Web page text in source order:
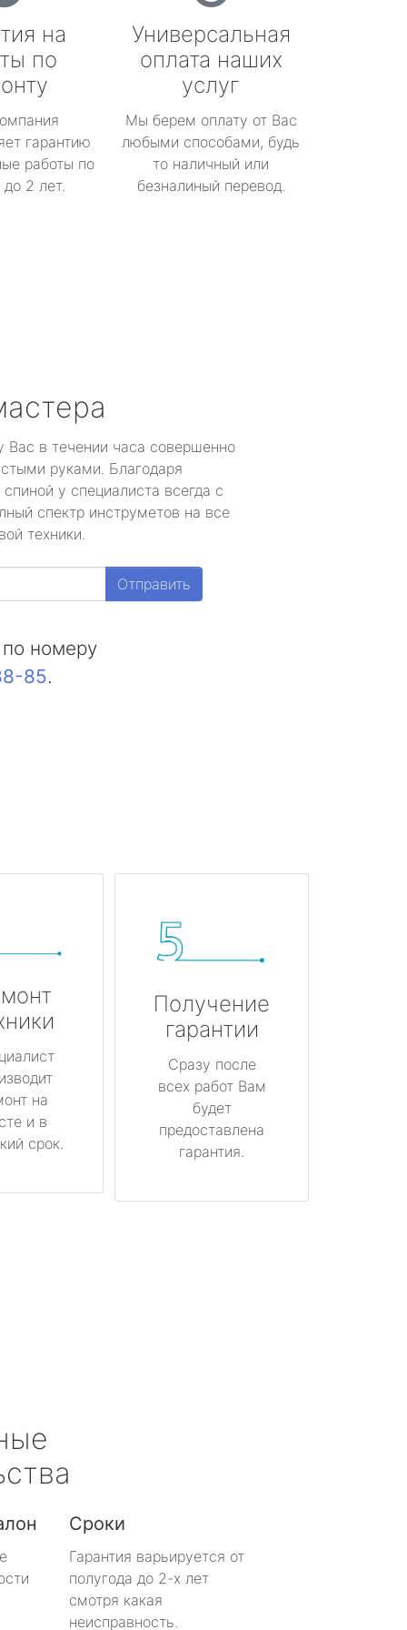
на
по
гарантию
работы по
2 лет.
Универсальная
оплата наших
услуг
Мы берем оплату от Вас
любыми способами, будь
то наличный или
безналиный перевод.
Вас в течении часа совершенно
руками. Благодаря
у специалиста всегда с
спектр инструметов на все
техники.
Отправить
номеру
85.
на
и в
срок.
Получение
гарантии
Сразу после
всех работ Вам
будет
предоставлена
гарантия.
Сроки
Гарантия варьируется от
полугода до 2-х лет
смотря какая
неисправность.